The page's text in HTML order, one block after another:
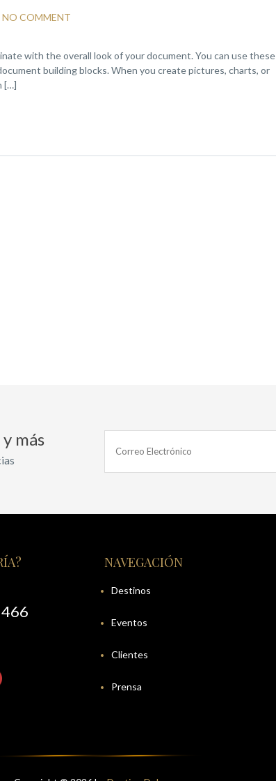
NO COMMENT
with the overall look of your document. You can use these
building blocks. When you create pictures, charts, or
[…]
más
NAVEGACIÓN
Destinos
Eventos
Clientes
Prensa